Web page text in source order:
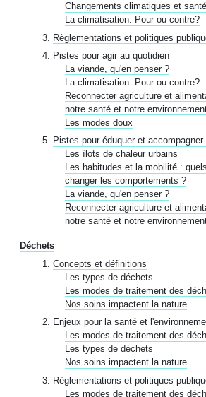
Changements climatiques et
La climatisation. Pour ou contre?
Règlementations et politiques
Pistes pour agir au quotidien
La viande, qu'en penser ?
La climatisation. Pour ou contre?
Reconnecter agriculture et
notre santé et notre
Les modes doux
Pistes pour éduquer et
Les îlots de chaleur urbains
Les habitudes et la mobilité :
changer les comportements ?
La viande, qu'en penser ?
Reconnecter agriculture et
notre santé et notre
Déchets
Concepts et définitions
Les types de déchets
Les modes de traitement des
Nos soins impactent la nature
Enjeux pour la santé et
Les modes de traitement des
Les types de déchets
Nos soins impactent la nature
Règlementations et politiques
Les modes de traitement des